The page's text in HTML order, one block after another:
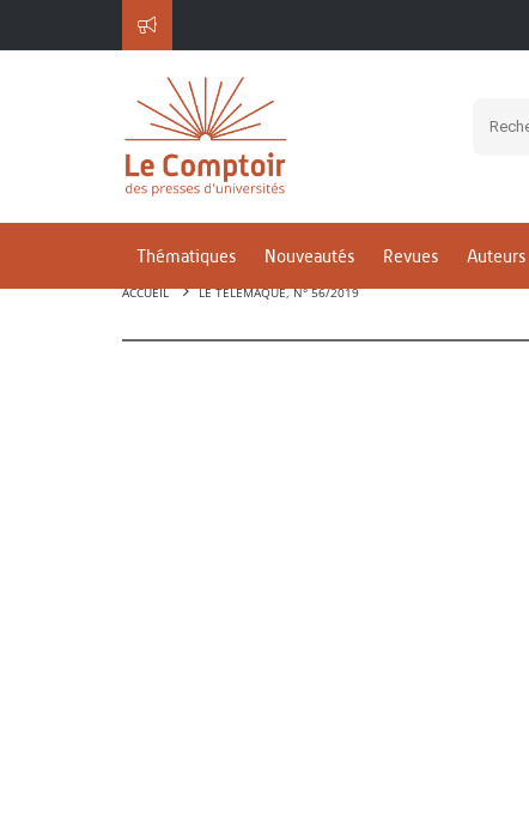
Thématiques Nouveautés Revues Auteurs
ACCUEIL LE TÉLÉMAQUE, N° 56/2019